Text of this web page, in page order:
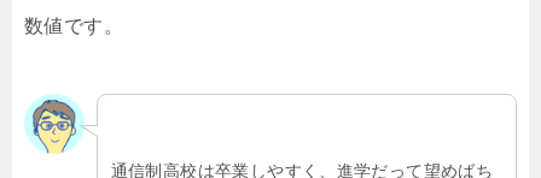
数値です。
通信制高校は卒業しやすく、進学だって望めばち